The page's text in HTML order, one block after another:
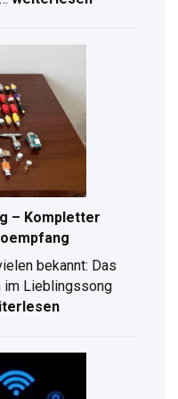
– Kompletter
bekannt: Das
im Lieblingssong